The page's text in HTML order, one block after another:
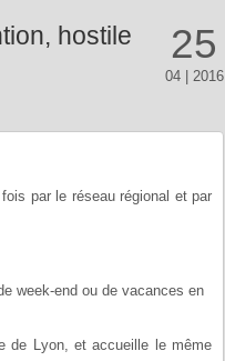
25
04 | 2016
hostile
par le réseau régional et par
week-end ou de vacances en
de Lyon, et accueille le même